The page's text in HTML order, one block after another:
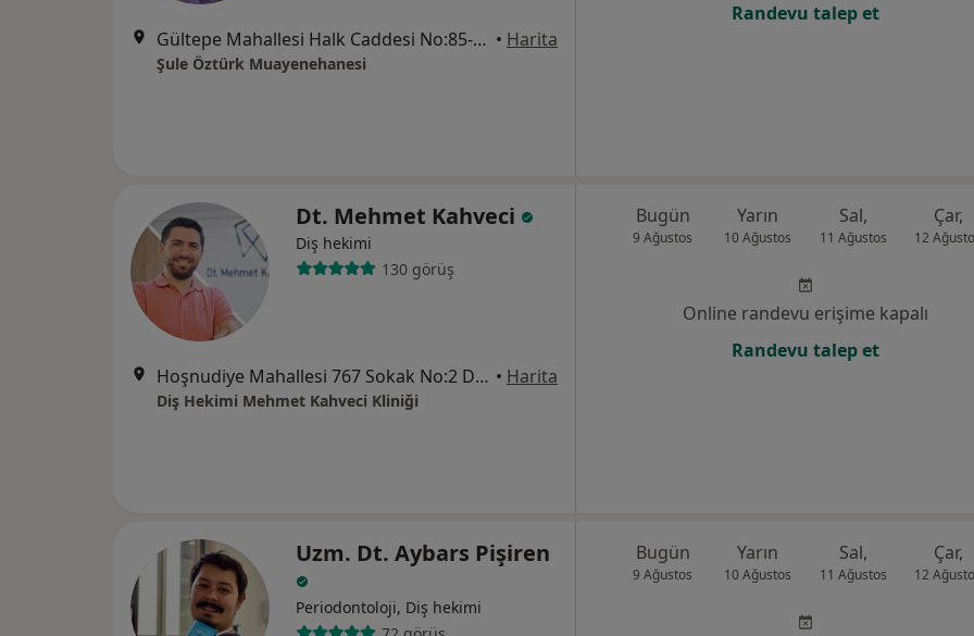
Gültepe Mahallesi Halk Caddesi No:85-A, Odunpazarı • Harita
Şule Öztürk Muayenehanesi
Randevu talep et
Dt. Mehmet Kahveci
Diş hekimi
130 görüş
Hoşnudiye Mahallesi 767 Sokak No:2 Daire:4 Kaya Prestij A blok, Eskişehir • Harita
Diş Hekimi Mehmet Kahveci Kliniği
Bugün
9 Ağustos
Yarın
10 Ağustos
Sal,
11 Ağustos
Çar,
12
Online randevu erişime kapalı
Randevu talep et
Uzm. Dt. Aybars Pişiren
Periodontoloji, Diş hekimi
Bugün
9 Ağustos
Yarın
10 Ağustos
Sal,
11 Ağustos
Çar,
12